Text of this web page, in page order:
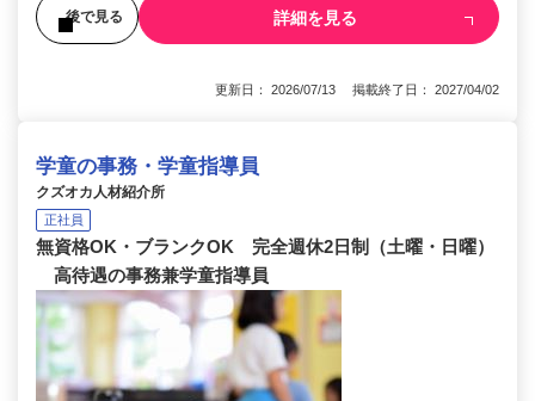
後で見る 詳細を見る
更新日： 2026/07/13 掲載終了日： 2027/04/02
学童の事務・学童指導員
クズオカ人材紹介所
正社員
無資格OK・ブランクOK 完全週休2日制（土曜・日曜）
高待遇の事務兼学童指導員